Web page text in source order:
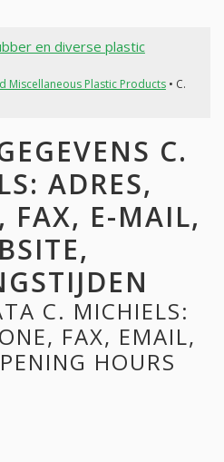
en diverse plastic
Miscellaneous Plastic Products• C.
C.
ADRES,
FAX, E-MAIL,
C. MICHIELS:
FAX, EMAIL,
HOURS